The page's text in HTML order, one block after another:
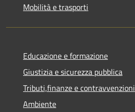
Mobilità e trasporti
Educazione e formazione
Giustizia e sicurezza pubblica
Tributi,finanze e contravvenzioni
Ambiente